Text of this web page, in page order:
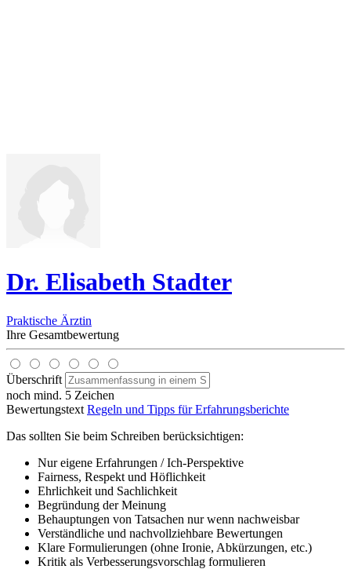
Dr. Elisabeth Stadter
Praktische Ärztin
Ihre Gesamtbewertung
Überschrift
noch mind. 5 Zeichen
Bewertungstext Regeln und Tipps für Erfahrungsberichte
Das sollten Sie beim Schreiben berücksichtigen:
Nur eigene Erfahrungen / Ich-Perspektive
Fairness, Respekt und Höflichkeit
Ehrlichkeit und Sachlichkeit
Begründung der Meinung
Behauptungen von Tatsachen nur wenn nachweisbar
Verständliche und nachvollziehbare Bewertungen
Klare Formulierungen (ohne Ironie, Abkürzungen, etc.)
Kritik als Verbesserungsvorschlag formulieren